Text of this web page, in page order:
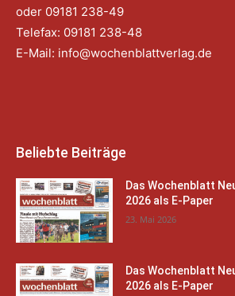
oder 09181 238-49
Telefax: 09181 238-48
E-Mail: info@wochenblattverlag.de
Beliebte Beiträge
Das Wochenblatt
2026 als E-Paper
23. Mai 2026
Das Wochenblatt
2026 als E-Paper